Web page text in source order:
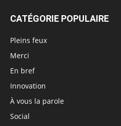
CATÉGORIE POPULAIRE
Pleins feux
Merci
En bref
Innovation
À vous la parole
Social